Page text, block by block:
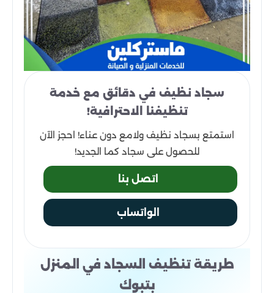
سجاد نظيف في دقائق مع خدمة
تنظيفنا الاحترافية!
استمتع بسجاد نظيف ولامع دون عناء! احجز الآن
للحصول على سجاد كما الجديد!
اتصل بنا
الواتساب
طريقة تنظيف السجاد في المنزل
بتبوك